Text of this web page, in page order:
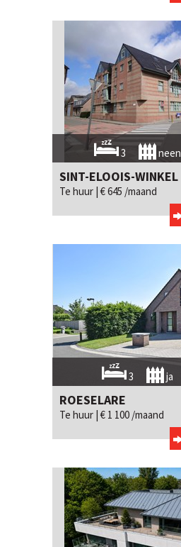
3 neen
SINT-ELOOIS-WINKEL
Te huur | € 645 /maand
3 ja
ROESELARE
Te huur | € 1 100 /maand